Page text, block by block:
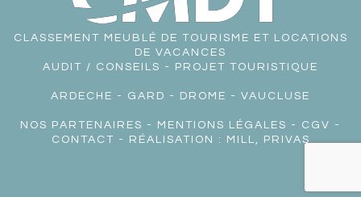
CLASSEMENT MEUBLÉ DE TOURISME ET LOCATIONS
DE VACANCES
AUDIT / CONSEILS - PROJET TOURISTIQUE
ARDECHE - GARD - DROME - VAUCLUSE
NOS PARTENAIRES - MENTIONS LÉGALES - CGV -
CONTACT - RÉALISATION : MILL, PRIVAS